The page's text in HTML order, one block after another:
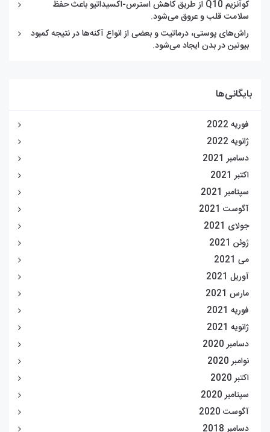
کوآنزیم Q10 از طریق کاهش استرس-اکسیداتیو باعث حفظ
سلامت قلب و عروق می‌شود.
راش‌های پوستی، درماتیت و بعضی از انواع آکنه‌ها در نتیجه کمبود
بیوتین در بدن ایجاد می‌شود.
بایگانی‌ها
فوریه 2022
ژانویه 2022
دسامبر 2021
اکتبر 2021
سپتامبر 2021
آگوست 2021
جولای 2021
ژوئن 2021
می 2021
آوریل 2021
مارس 2021
فوریه 2021
ژانویه 2021
دسامبر 2020
نوامبر 2020
اکتبر 2020
سپتامبر 2020
آگوست 2020
دسامبر 2018